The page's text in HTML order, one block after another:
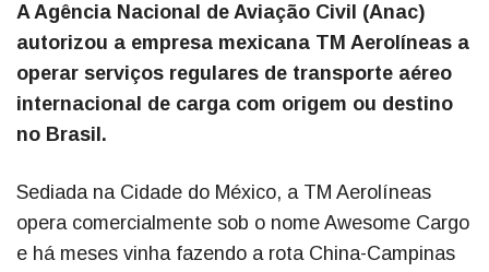
A Agência Nacional de Aviação Civil (Anac)
autorizou a empresa mexicana TM Aerolíneas a
operar serviços regulares de transporte aéreo
internacional de carga com origem ou destino
no Brasil.
Sediada na Cidade do México, a TM Aerolíneas
opera comercialmente sob o nome Awesome Cargo
e há meses vinha fazendo a rota China-Campinas